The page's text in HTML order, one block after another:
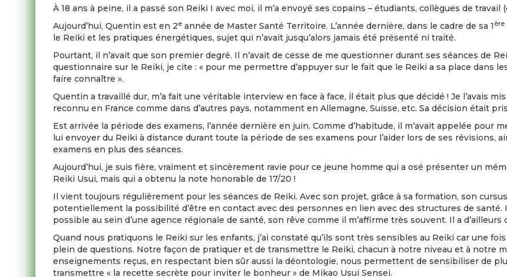
À 18 ans à peine, il a passé son Reiki I avec moi, il m’a envoyé ses copains – étudiants, collègues de
Aujourd’hui, Quentin est en 2e année de Master Santé Territoire. L’année dernière, dans le cadre de sa 1 ère
le Reiki et les pratiques énergétiques, sujet qui n’avait jusqu’alors jamais été présenté ni traité.
Pourtant, il n’avait que son premier degré. Il n’avait de cesse de me questionner durant ses séances de
questionnaire sur le Reiki, je cite : « pour me permettre d’appuyer sur le fait que le Reiki a sa place dans
faire connaître ».
Quentin a travaillé dur, m’a fait une véritable interview en face à face, il était plus que décidé ! Je l’avais
reconnu en France comme dans d’autres pays, notamment en Allemagne, Suisse, etc. Sa décision était
Est arrivée la période des examens, l’année dernière en juin. Comme d’habitude, il m’avait appelée pour
lui envoyer du Reiki à distance durant toute la période de ses examens pour l’aider lors de ses révisions,
examens en plus des séances.
Aujourd’hui, je suis fière, vraiment et sincèrement ravie pour ce jeune homme qui a osé présenter un
Reiki Usui, mais qui a obtenu la note honorable de 17/20 !
Il vient toujours régulièrement pour les séances de Reiki. Avec son projet, grâce à sa formation, son
potentiellement la possibilité d’être en contact avec des personnes en lien avec des structures de
possible au sein d’une agence régionale de santé, son rêve comme il m’affirme très souvent. Il a
Quand nous pratiquons le Reiki sur les enfants, j’ai constaté qu’ils sont très sensibles au Reiki car une
plein de questions. Notre façon de pratiquer et de transmettre le Reiki, chacun à notre niveau et à notre
enseignements reçus, en respectant bien sûr aussi la déontologie, nous permettent de sensibiliser de
transmettre « la recette secrète pour inviter le bonheur » de Mikao Usui Sensei.